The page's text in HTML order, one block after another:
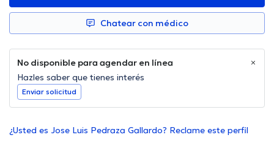
Chatear con médico
No disponible para agendar en línea
Hazles saber que tienes interés
Enviar solicitud
¿Usted es Jose Luis Pedraza Gallardo? Reclame este perfil